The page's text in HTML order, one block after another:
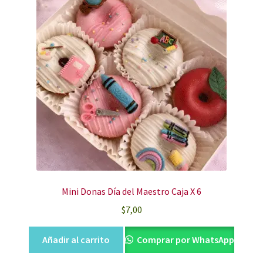
Mini Donas Día del Maestro Caja X 6
$7,00
Añadir al carrito Comprar por WhatsApp